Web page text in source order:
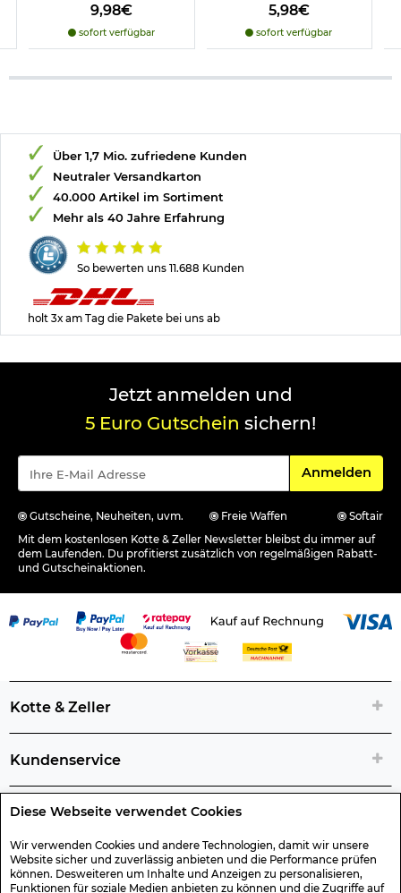
Diese Webseite verwendet Cookies
Wir verwenden Cookies und andere Technologien, damit wir unsere
Website sicher und zuverlässig anbieten und die Performance prüfen
können. Desweiteren um Inhalte und Anzeigen zu personalisieren,
Funktionen für soziale Medien anbieten zu können und die Zugriffe auf
9,98€
sofort verfügbar
5,98€
sofort verfügbar
So bewerten uns 11.688 Kunden
Über 1,7 Mio. zufriedene Kunden
Neutraler Versandkarton
40.000 Artikel im Sortiment
Mehr als 40 Jahre Erfahrung
holt 3x am Tag die Pakete bei uns ab
Jetzt anmelden und
5 Euro Gutschein sichern!
Für den
Anmelden
Gutscheine, Neuheiten, uvm. Freie Waffen
Softair
Mit dem kostenlosen Kotte & Zeller Newsletter bleibst du immer auf
dem Laufenden. Du profitierst zusätzlich von regelmäßigen Rabatt-
und Gutscheinaktionen.
Kotte & Zeller
Kundenservice
Rechtliche Artikelinfos
Geschenk-Gutscheine